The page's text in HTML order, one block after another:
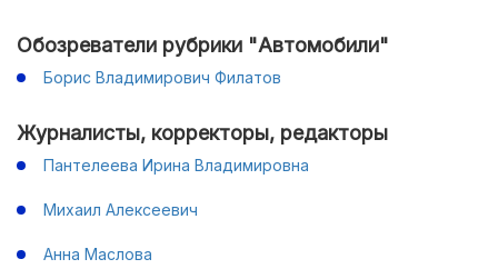
Обозреватели рубрики "Автомобили"
Борис Владимирович Филатов
Журналисты, корректоры, редакторы
Пантелеева Ирина Владимировна
Михаил Алексеевич
Анна Маслова